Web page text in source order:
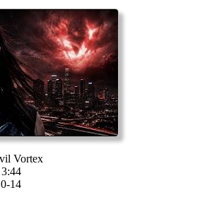
Vortex
3:44
14